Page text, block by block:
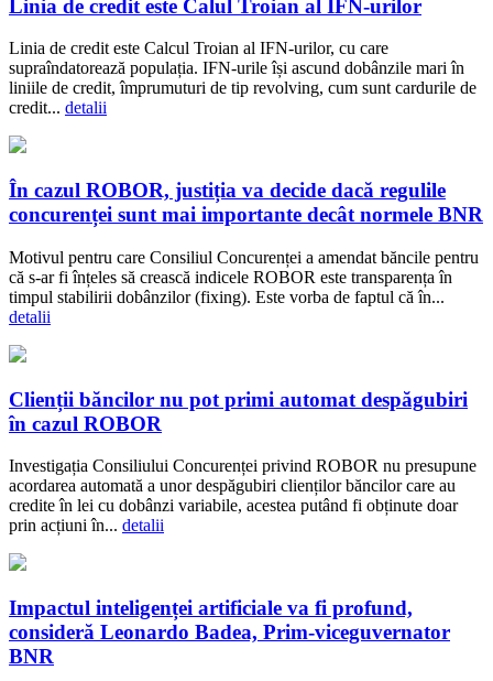
Linia de credit este Calul Troian al IFN-urilor
Linia de credit este Calcul Troian al IFN-urilor, cu care
supraîndatorează populația. IFN-urile își ascund dobânzile mari în
liniile de credit, împrumuturi de tip revolving, cum sunt cardurile de
credit... detalii
În cazul ROBOR, justiția va decide dacă regulile
concurenței sunt mai importante decât normele BNR
Motivul pentru care Consiliul Concurenței a amendat băncile pentru
că s-ar fi înțeles să crească indicele ROBOR este transparența în
timpul stabilirii dobânzilor (fixing). Este vorba de faptul că în...
detalii
Clienții băncilor nu pot primi automat despăgubiri
în cazul ROBOR
Investigația Consiliului Concurenței privind ROBOR nu presupune
acordarea automată a unor despăgubiri clienților băncilor care au
credite în lei cu dobânzi variabile, acestea putând fi obținute doar
prin acțiuni în... detalii
Impactul inteligenței artificiale va fi profund,
consideră Leonardo Badea, Prim-viceguvernator
BNR